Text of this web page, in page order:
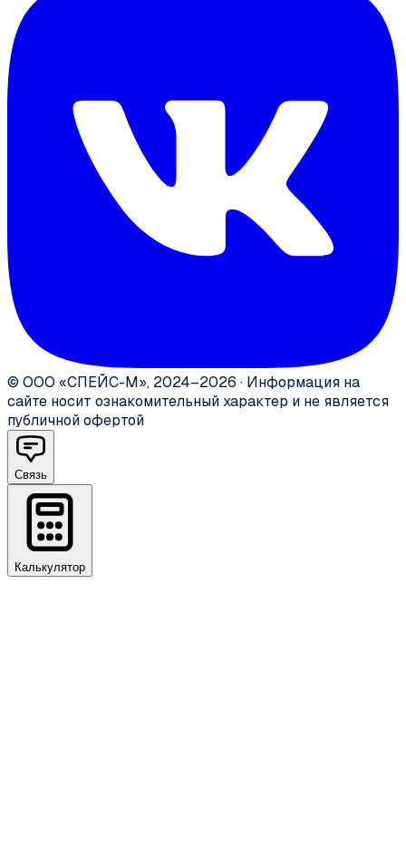
© ООО «СПЕЙС-М», 2024–2026 · Информация на
сайте носит ознакомительный характер и не является
публичной офертой
Связь
Калькулятор